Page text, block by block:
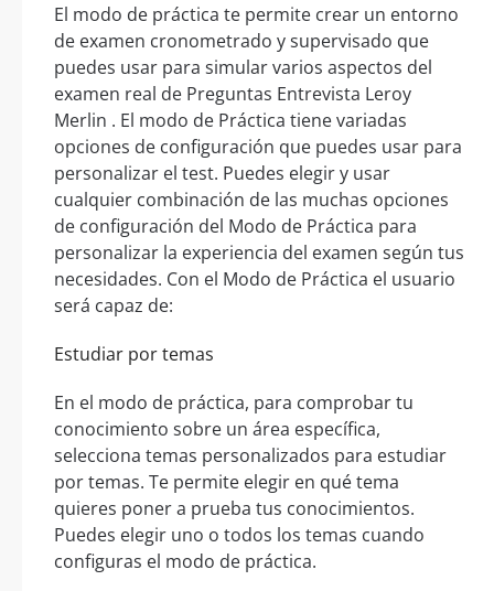
El modo de práctica te permite crear un entorno
de examen cronometrado y supervisado que
puedes usar para simular varios aspectos del
examen real de Preguntas Entrevista Leroy
Merlin . El modo de Práctica tiene variadas
opciones de configuración que puedes usar para
personalizar el test. Puedes elegir y usar
cualquier combinación de las muchas opciones
de configuración del Modo de Práctica para
personalizar la experiencia del examen según tus
necesidades. Con el Modo de Práctica el usuario
será capaz de:
Estudiar por temas
En el modo de práctica, para comprobar tu
conocimiento sobre un área específica,
selecciona temas personalizados para estudiar
por temas. Te permite elegir en qué tema
quieres poner a prueba tus conocimientos.
Puedes elegir uno o todos los temas cuando
configuras el modo de práctica.